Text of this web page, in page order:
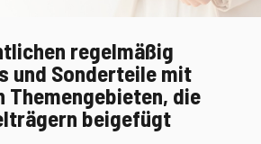
regelmäßig
und Sonderteile mit
Themengebieten, die
beigefügt